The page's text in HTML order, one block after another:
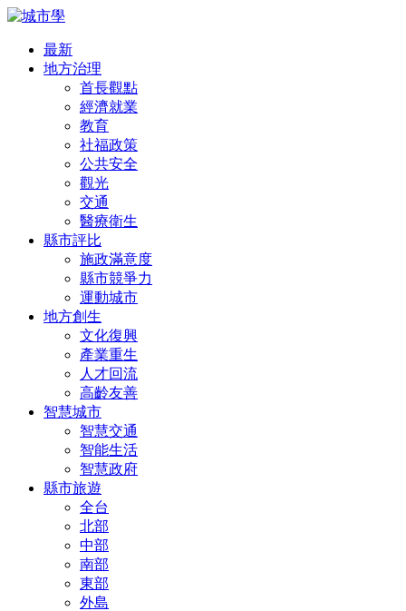
最新
地方治理
首長觀點
經濟就業
教育
社福政策
公共安全
觀光
交通
醫療衛生
縣市評比
施政滿意度
縣市競爭力
運動城市
地方創生
文化復興
產業重生
人才回流
高齡友善
智慧城市
智慧交通
智能生活
智慧政府
縣市旅遊
全台
北部
中部
南部
東部
外島